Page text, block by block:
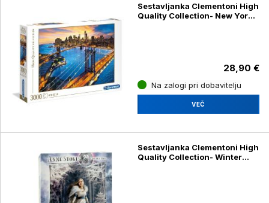
Sestavljanka Clementoni High
Quality Collection- New York
28,90 €
Na zalogi pri dobavitelju
VEČ
Sestavljanka Clementoni High
Quality Collection- Winter